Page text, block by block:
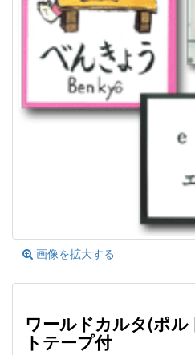
画像を拡大する
ワールドカルタ(ポ
トテープ付